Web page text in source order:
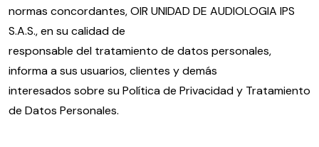
normas concordantes, OIR UNIDAD DE AUDIOLOGIA IPS
S.A.S., en su calidad de
responsable del tratamiento de datos personales,
informa a sus usuarios, clientes y demás
interesados sobre su Política de Privacidad y Tratamiento
de Datos Personales.